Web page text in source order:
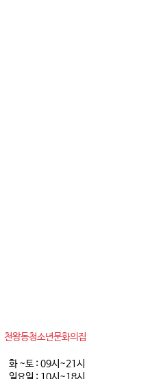
​천왕동청소년문화의집
화 ~토 : 09시~21시